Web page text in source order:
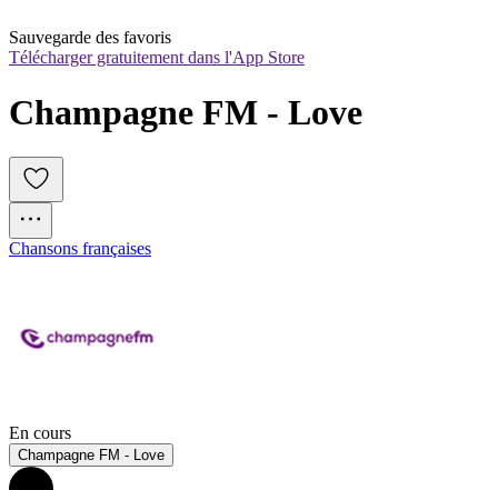
Sauvegarde des favoris
Télécharger gratuitement dans l'App Store
Champagne FM - Love
Chansons françaises
En cours
Champagne FM - Love